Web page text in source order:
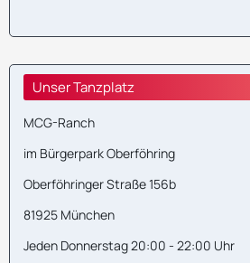
Unser Tanzplatz
MCG-Ranch
im Bürgerpark Oberföhring
Oberföhringer Straße 156b
81925 München
Jeden Donnerstag 20:00 - 22:00 Uhr